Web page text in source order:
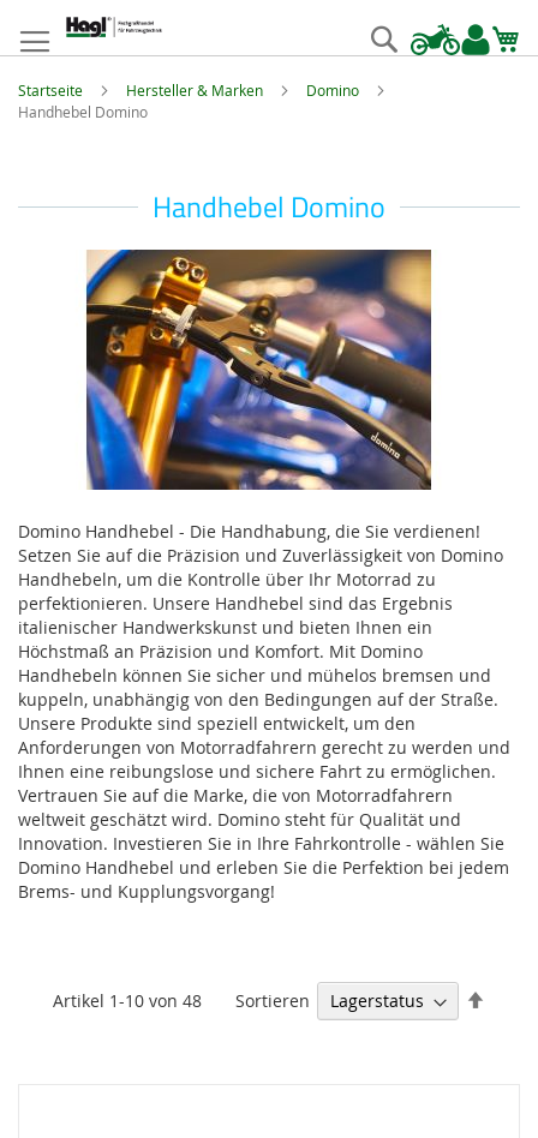
springen
Suche
Startseite Hersteller & Marken
Domino
Handhebel Domino
Handhebel Domino
Domino Handhebel - Die Handhabung, die Sie verdienen!
Setzen Sie auf die Präzision und Zuverlässigkeit von Domino
Handhebeln, um die Kontrolle über Ihr Motorrad zu
perfektionieren. Unsere Handhebel sind das Ergebnis
italienischer Handwerkskunst und bieten Ihnen ein
Höchstmaß an Präzision und Komfort. Mit Domino
Handhebeln können Sie sicher und mühelos bremsen und
kuppeln, unabhängig von den Bedingungen auf der Straße.
Unsere Produkte sind speziell entwickelt, um den
Anforderungen von Motorradfahrern gerecht zu werden und
Ihnen eine reibungslose und sichere Fahrt zu ermöglichen.
Vertrauen Sie auf die Marke, die von Motorradfahrern
weltweit geschätzt wird. Domino steht für Qualität und
Innovation. Investieren Sie in Ihre Fahrkontrolle - wählen Sie
Domino Handhebel und erleben Sie die Perfektion bei jedem
Brems- und Kupplungsvorgang!
Artikel 1-10von 48 Sortieren